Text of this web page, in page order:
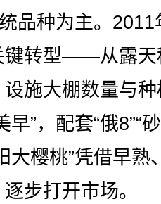
品种为主。
键转型——从露天
施大棚数量与
”，配套“俄8”“
大樱桃”凭借早熟
步打开市场。